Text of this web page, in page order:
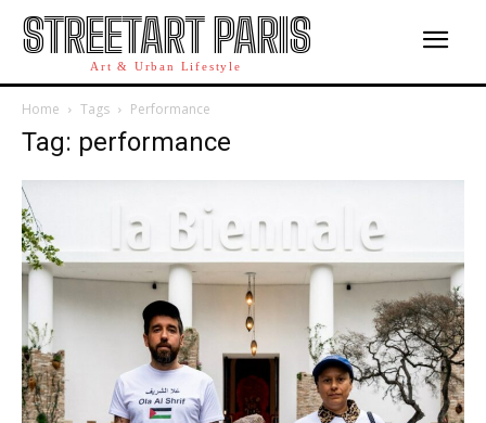
STREETART PARIS
Art & Urban Lifestyle
Home Tags Performance
Tag: performance